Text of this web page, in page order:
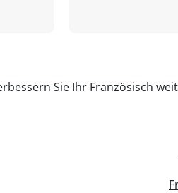
Sie Ihr Französisch